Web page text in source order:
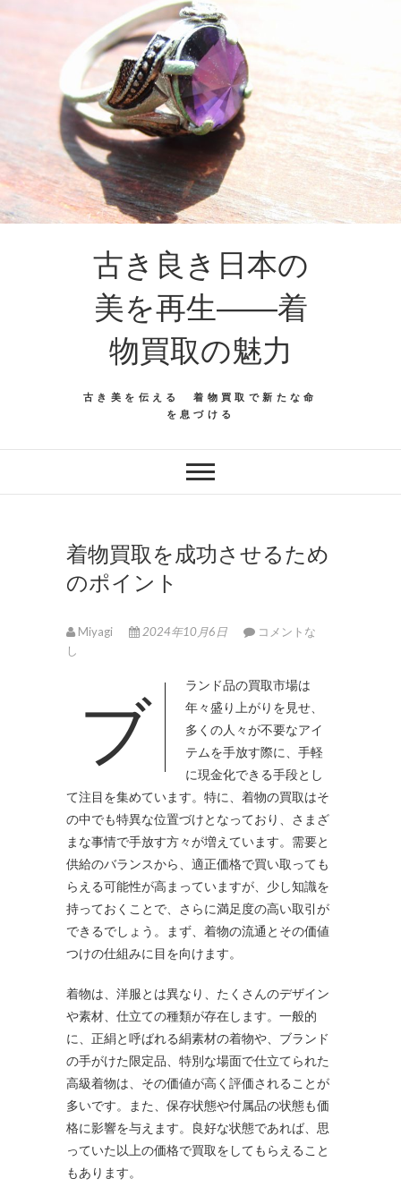
古き良き日本の
美を再生――着
物買取の魅力
古き美を伝える 着物買取で新たな命
を息づける
着物買取を成功させるため
のポイント
Miyagi 2024年10月6日
コメントな
し
ブランド品の買取市場は
年々盛り上がりを見せ、
多くの人々が不要なアイ
テムを手放す際に、手軽
に現金化できる手段とし
て注目を集めています。 特に、着物の買取はそ
の中でも特異な位置づけとなっており、さまざ
まな事情で手放す方々が増えています。需要と
供給のバランスから、適正価格で買い取っても
らえる可能性が高まっていますが、少し知識を
持っておくことで、さらに満足度の高い取引が
できるでしょう。まず、着物の流通とその価値
つけの仕組みに目を向けます。
着物は、洋服とは異なり、たくさんのデザイン
や素材、仕立ての種類が存在します。一般的
に、正絹と呼ばれる絹素材の着物や、ブランド
の手がけた限定品、特別な場面で仕立てられた
高級着物は、その価値が高く評価されることが
多いです。また、保存状態や付属品の状態も価
格に影響を与えます。良好な状態であれば、思
っていた以上の価格で買取をしてもらえること
もあります。